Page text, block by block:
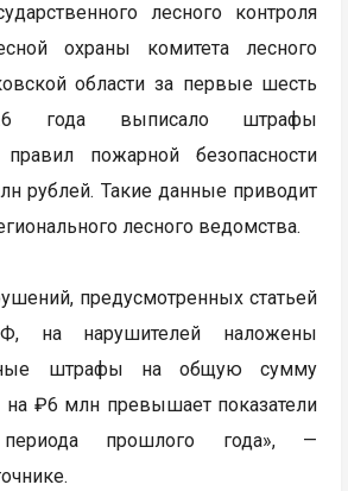
лесного контроля
охраны комитета лесного
области за первые шесть
года выписало штрафы
пожарной безопасности
рублей. Такие данные приводит
лесного ведомства.
предусмотренных статьей
на нарушителей наложены
штрафы на общую сумму
₽6 млн превышает показатели
периода прошлого года», —